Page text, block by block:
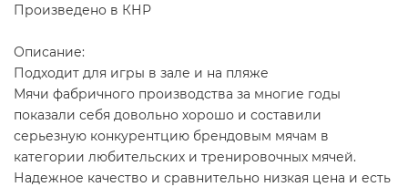
Произведено в КНР
Описание:
Подходит для игры в зале и на пляже
Мячи фабричного производства за многие годы
показали себя довольно хорошо и составили
серьезную конкурентцию брендовым мячам в
категории любительских и тренировочных мячей.
Надежное качество и сравнительно низкая цена и есть